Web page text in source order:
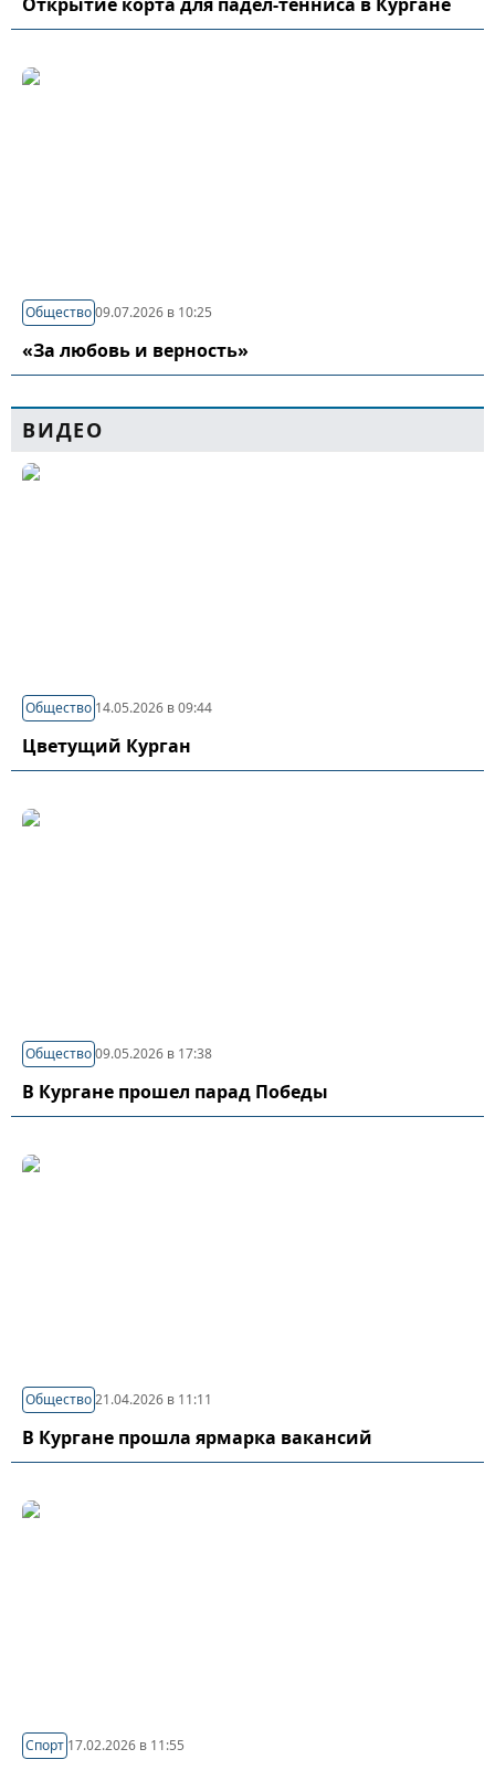
Общество09.07.2026 в 10:25
«За любовь и верность»
ВИДЕО
Общество 14.05.2026 в 09:44
Цветущий Курган
Общество09.05.2026 в 17:38
В Кургане прошел парад Победы
Общество21.04.2026 в 11:11
В Кургане прошла ярмарка вакансий
Спорт 17.02.2026 в 11:55